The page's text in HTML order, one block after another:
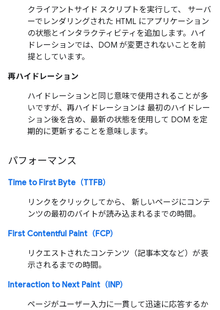
クライアントサイド スクリプトを実行して、 サーバ
ーでレンダリングされた HTML にアプリケーション
の状態とインタラクティビティを追加します。ハイ
ドレーションでは、DOM が変更されないことを前
提としています。
再ハイドレーション
ハイドレーションと同じ意味で使用されることが多
いですが、再ハイドレーションは 最初のハイドレー
ション後を含め、最新の状態を使用して DOM を定
期的に更新することを意味します。
パフォーマンス
Time to First Byte（TTFB）
リンクをクリックしてから、 新しいページにコンテ
ンツの最初のバイトが読み込まれるまでの時間。
First Contentful Paint（FCP）
リクエストされたコンテンツ（記事本文など）が表
示されるまでの時間。
Interaction to Next Paint（INP）
ページがユーザー入力に一貫して迅速に応答するか